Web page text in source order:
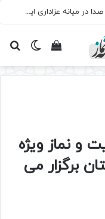
نماز ظهر اربعین؛ هنگامی که اصفهان یک صدا در میانه عزاداری ایستاد
تغییرمشاهده
و نماز ویژه
برگزار می